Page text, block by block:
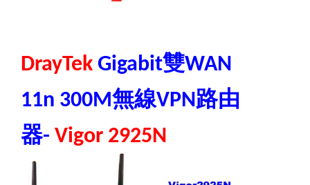
DrayTek Gigabit雙WAN
11n 300M無線VPN路由
器- Vigor 2925N